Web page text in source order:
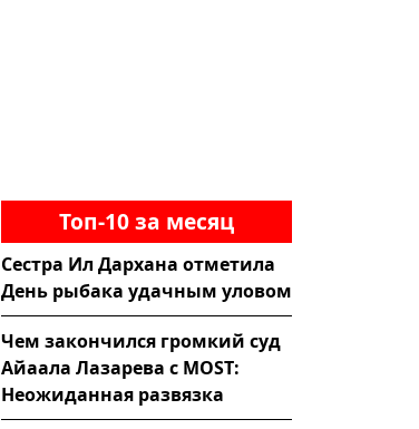
Топ-10 за месяц
Сестра Ил Дархана отметила
День рыбака удачным уловом
Чем закончился громкий суд
Айаала Лазарева с MOST:
Неожиданная развязка